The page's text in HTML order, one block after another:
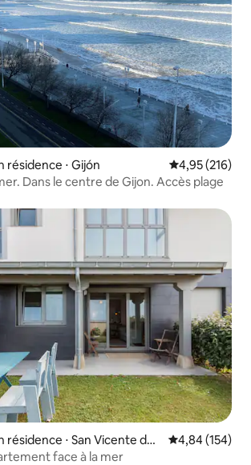
⋅ Gijón Évaluation
4,95 (216)
Dans le centre de Gijon. Accès plage
⋅ San Vicente de l
Évaluation
4,84 (154)
face à la mer